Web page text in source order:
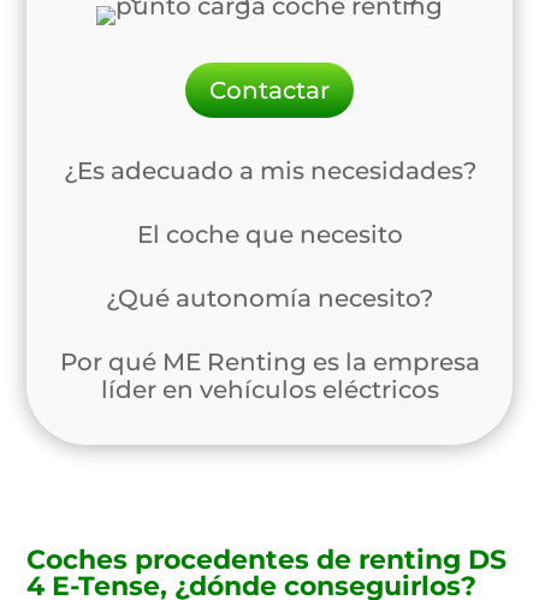
Contactar
¿Es adecuado a mis necesidades?
El coche que necesito
¿Qué autonomía necesito?
Por qué ME Renting es la empresa
líder en vehículos eléctricos
Coches procedentes de renting DS
4 E-Tense, ¿dónde conseguirlos?